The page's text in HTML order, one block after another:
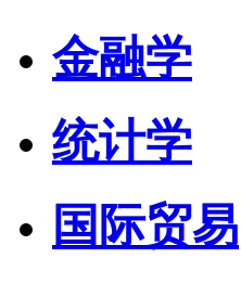
金融学
统计学
国际贸易